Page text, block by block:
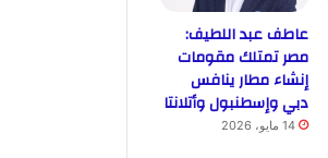
عاطف عبد اللطيف:
مصر تمتلك مقومات
إنشاء مطار ينافس
دبي وإسطنبول وأتلانتا
14 مايو، 2026